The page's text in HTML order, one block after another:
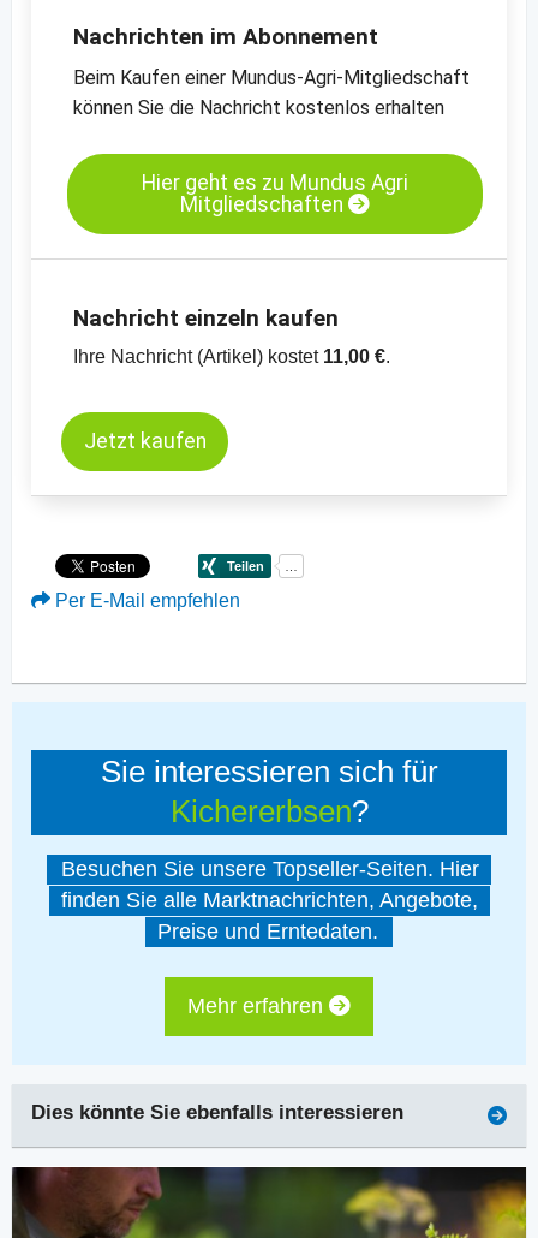
Nachrichten im Abonnement
Beim Kaufen einer Mundus-Agri-Mitgliedschaft
können Sie die Nachricht kostenlos erhalten
Hier geht es zu Mundus Agri
Mitgliedschaften
Nachricht einzeln kaufen
Ihre Nachricht (Artikel) kostet 11,00 €.
Jetzt kaufen
Per E-Mail empfehlen
Sie interessieren sich für
Kichererbsen?
Besuchen Sie unsere Topseller-Seiten. Hier
finden Sie alle Marktnachrichten, Angebote,
Preise und Erntedaten.
Mehr erfahren
Dies könnte Sie ebenfalls interessieren